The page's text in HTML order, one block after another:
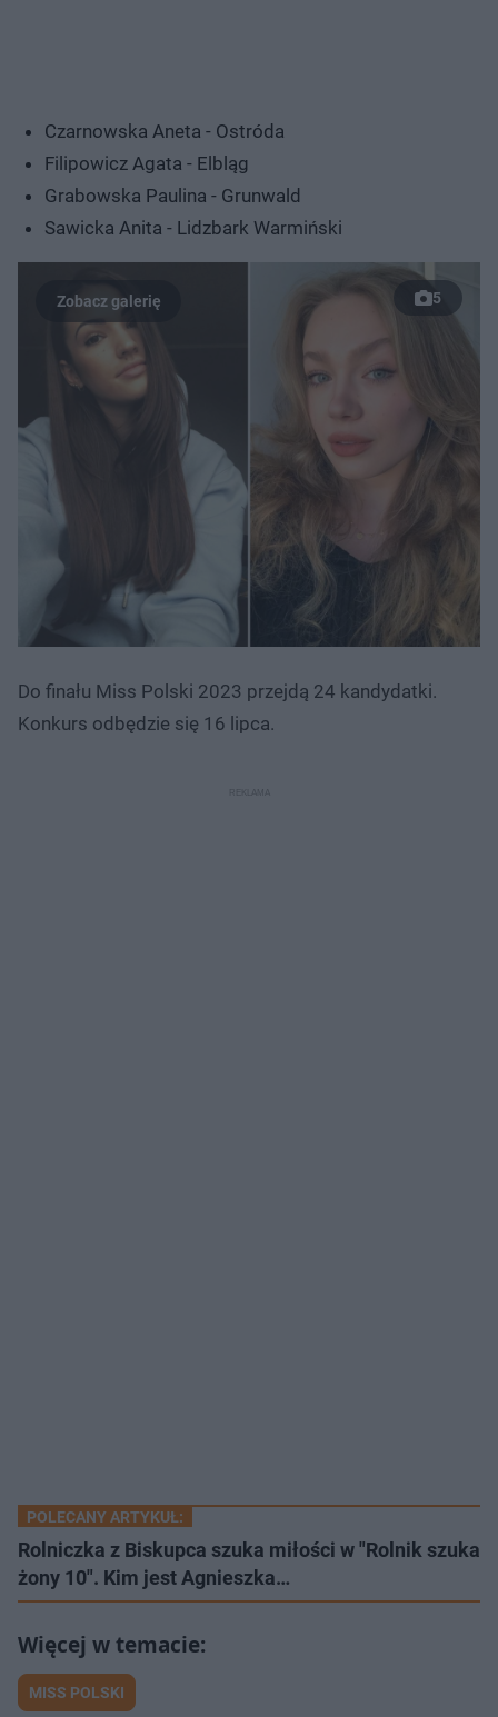
Czarnowska Aneta - Ostróda
Filipowicz Agata - Elbląg
Grabowska Paulina - Grunwald
Sawicka Anita - Lidzbark Warmiński
5
Do finału Miss Polski 2023 przejdą 24 kandydatki.
Konkurs odbędzie się 16 lipca.
POLECANY ARTYKUŁ:
Rolniczka z Biskupca szuka miłości w "Rolnik szuka
żony 10". Kim jest Agnieszka…
MISS POLSKI